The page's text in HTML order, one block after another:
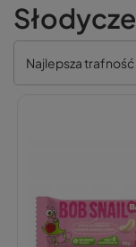
Najlepsza trafność